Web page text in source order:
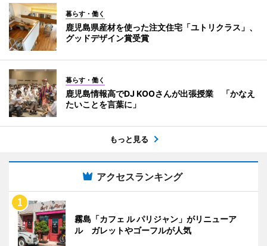
暮らす・働く
鹿児島県産材を使った注文住宅「ユトリクラス」、
グッドデザイン賞受賞
暮らす・働く
鹿児島情報高でDJ KOOさんが出張授業 「かなえ
たいことを言葉に」
もっと見る
アクセスランキング
霧島「カフェ ル パリジャン」がリニューア
ル ガレットやゴーフルが人気